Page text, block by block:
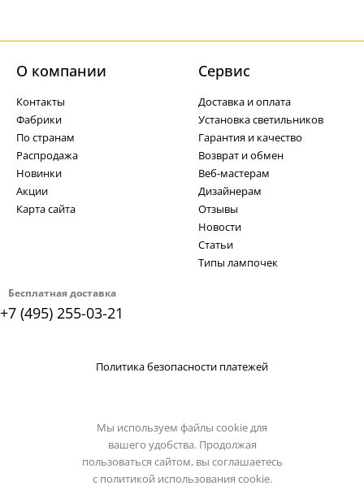
Бесплатная доставка
+7 (495) 255-03-21
О компании
Контакты
Фабрики
По странам
Распродажа
Новинки
Акции
Карта сайта
Cервис
Доставка и оплата
Установка светильников
Гарантия и качество
Возврат и обмен
Веб-мастерам
Дизайнерам
Отзывы
Новости
Статьи
Типы лампочек
Политика безопасности платежей
Мы используем файлы cookie для
вашего удобства. Продолжая
пользоваться сайтом, вы соглашаетесь
с политикой использования cookie.